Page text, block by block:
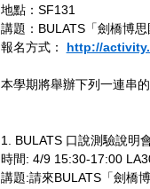
地點：SF131
講題：BULATS「劍橋博
報名方式： http://
本學期將舉辦下列一連串
1. BULATS 口說測驗說明
時間: 4/9 15:30-17:00
講題:請來BULATS「劍橋